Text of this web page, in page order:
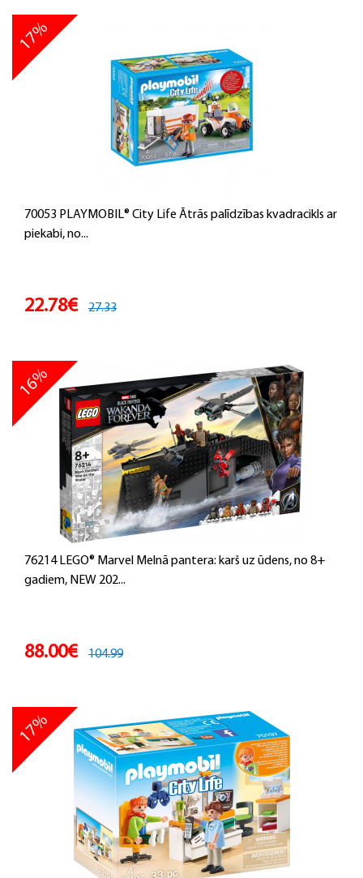
70053 PLAYMOBIL® City Life Ātrās palīdzības kvadracikls ar
piekabi, no...
17%
22.78€ 27.33
76214 LEGO® Marvel Melnā pantera: karš uz ūdens, no 8+
gadiem, NEW 202...
16%
88.00€ 104.99
17%